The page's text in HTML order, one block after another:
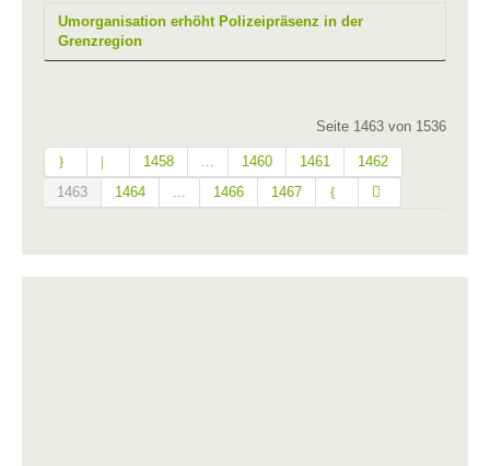
Umorganisation erhöht Polizeipräsenz in der
Grenzregion
Seite 1463 von 1536
1458 1460 1461
1462
1463
1464 1466 1467